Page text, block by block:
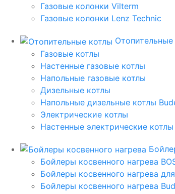
Газовые колонки Vilterm
Газовые колонки Lenz Technic
Отопительные
Газовые котлы
Настенные газовые котлы
Напольные газовые котлы
Дизельные котлы
Напольные дизельные котлы
Электрические котлы
Настенные электрические котлы
Бойлеры косвенного нагрева
Бойлеры косвенного нагрева
Бойлеры косвенного нагрева